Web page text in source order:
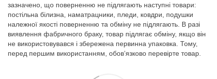
зазначено, що поверненню не підлягають наступні товари:
постільна білизна, наматрацники, пледи, ковдри, подушки
належної якості поверненню та обміну не підлягають. В разі
виявлення фабричного браку, товар підлягає обміну, якщо він
не використовувався і збережена первинна упаковка. Тому,
перед першим використанням, обов’язково перевірте товар.